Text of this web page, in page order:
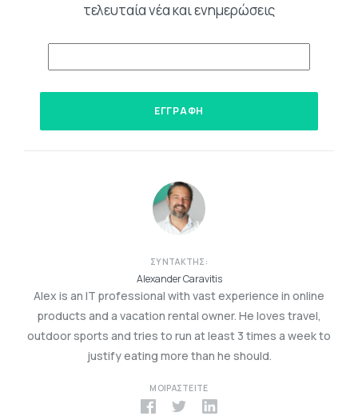
τελευταία νέα και ενημερώσεις
ΣΥΝΤΆΚΤΗΣ:
Alexander Caravitis
Alex is an IT professional with vast experience in online
products and a vacation rental owner. He loves travel,
outdoor sports and tries to run at least 3 times a week to
justify eating more than he should.
ΜΟΙΡΑΣΤΕΊΤΕ